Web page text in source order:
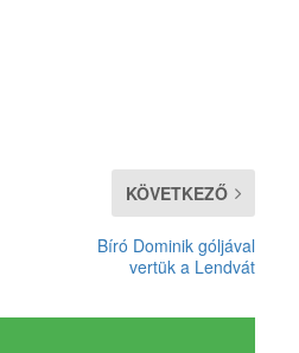
KÖVETKEZŐ
Bíró Dominik góljával
vertük a Lendvát